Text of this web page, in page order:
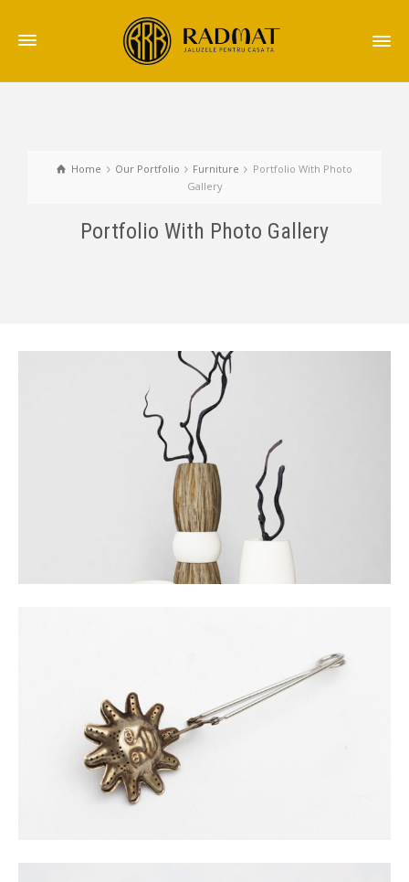
Home Our Portfolio Furniture
Portfolio With Photo
Gallery
Portfolio With Photo Gallery